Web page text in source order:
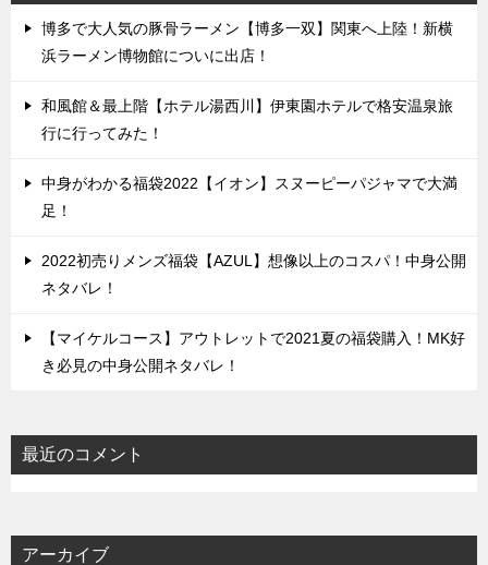
博多で大人気の豚骨ラーメン【博多一双】関東へ上陸！新横
浜ラーメン博物館についに出店！
和風館＆最上階【ホテル湯西川】伊東園ホテルで格安温泉旅
行に行ってみた！
中身がわかる福袋2022【イオン】スヌーピーパジャマで大満
足！
2022初売りメンズ福袋【AZUL】想像以上のコスパ！中身公開
ネタバレ！
【マイケルコース】アウトレットで2021夏の福袋購入！MK好
き必見の中身公開ネタバレ！
最近のコメント
アーカイブ